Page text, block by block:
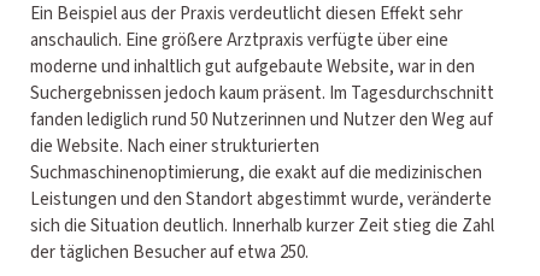
Ein Beispiel aus der Praxis verdeutlicht diesen Effekt sehr
anschaulich. Eine größere Arztpraxis verfügte über eine
moderne und inhaltlich gut aufgebaute Website, war in den
Suchergebnissen jedoch kaum präsent. Im Tagesdurchschnitt
fanden lediglich rund 50 Nutzerinnen und Nutzer den Weg auf
die Website. Nach einer strukturierten
Suchmaschinenoptimierung, die exakt auf die medizinischen
Leistungen und den Standort abgestimmt wurde, veränderte
sich die Situation deutlich. Innerhalb kurzer Zeit stieg die Zahl
der täglichen Besucher auf etwa 250.